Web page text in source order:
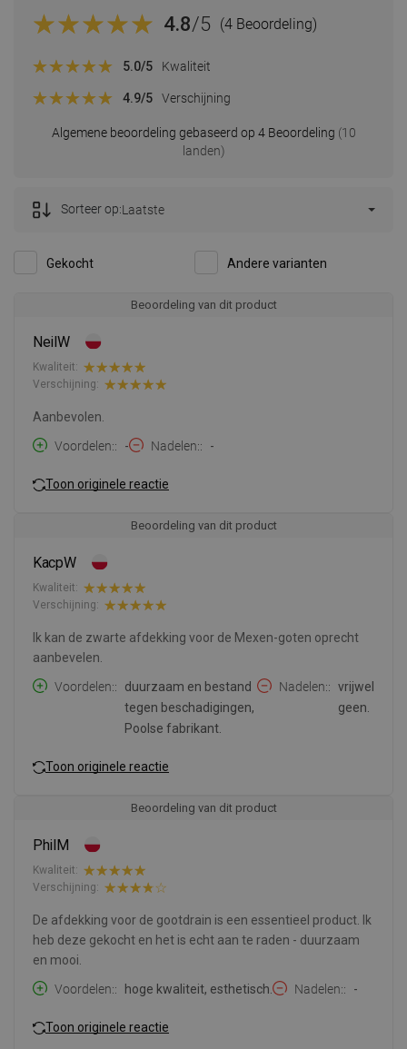
4.8/5 (4 Beoordeling)
Algemene beoordeling gebaseerd op 4 Beoordeling (10
landen)
5.0/5 Kwaliteit
4.9/5 Verschijning
Gekocht Andere varianten
Sorteer op:Laatste
Beoordeling van dit product
NeilW
Kwaliteit:
Verschijning:
Aanbevolen.
Voordelen:
- Nadelen: -
Toon originele reactie
Beoordeling van dit product
KacpW
Kwaliteit:
Verschijning:
Ik kan de zwarte afdekking voor de Mexen-goten oprecht
aanbevelen.
Voordelen:
duurzaam en bestand
tegen beschadigingen,
Poolse fabrikant.
Nadelen:
vrijwel
geen.
Toon originele reactie
Beoordeling van dit product
PhilM
Kwaliteit:
Verschijning:
De afdekking voor de gootdrain is een essentieel product. Ik
heb deze gekocht en het is echt aan te raden - duurzaam
en mooi.
Voordelen:
hoge kwaliteit, esthetisch. Nadelen: -
Toon originele reactie